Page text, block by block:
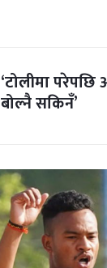
‘टोलीमा
बोल्नै सकिनँ’